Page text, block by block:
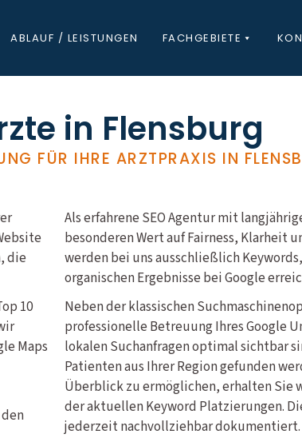
ABLAUF / LEISTUNGEN FACHGEBIETE
in Flensburg
FÜR IHRE ARZTPRAXIS IN
die
10
Maps
Als erfahrene SEO Agentur mit
besonderen Wert auf Fairness, Klarheit
werden bei uns ausschließlich
organischen Ergebnisse bei Google
Neben der klassischen
professionelle Betreuung Ihres Google
lokalen Suchanfragen optimal sichtbar
Patienten aus Ihrer Region gefunden
Überblick zu ermöglichen, erhalten
der aktuellen Keyword Platzierungen.
jederzeit nachvollziehbar dokumentiert.